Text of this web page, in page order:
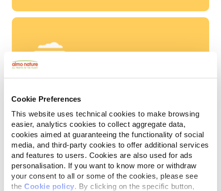
Cookie Preferences
This website uses technical cookies to make browsing
easier, analytics cookies to collect aggregate data,
cookies aimed at guaranteeing the functionality of social
media, and third-party cookies to offer additional services
and features to users. Cookies are also used for ads
personalisation. If you want to know more or withdraw
your consent to all or some of the cookies, please see
the Cookie policy. By clicking on the specific button,
quelle manière les donner
au cours de la journée ?
Les pâtées doivent être servies en partie
le matin et en partie le soir. Les
croquettes, en petites quantités, doivent
toujours être présentes dans la gamelle
car le chat prend de nombreux petits
repas et mange également la nuit.